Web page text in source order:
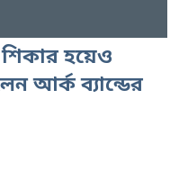
হয়েও
আর্ক ব্যান্ডের